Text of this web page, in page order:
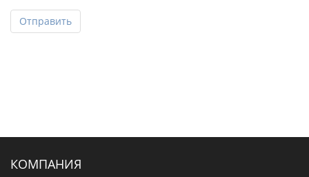
Отправить
КОМПАНИЯ